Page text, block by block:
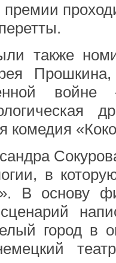
также
комедия
в
В основу
город в